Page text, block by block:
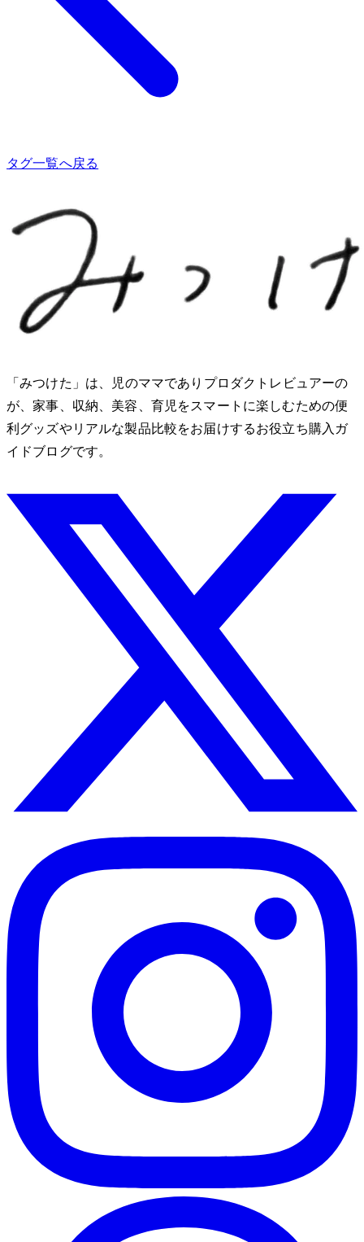
タグ一覧へ戻る
「みつけた」は、2児のママでありプロダクトレビュアーのMio
が、家事、収納、美容、育児をスマートに楽しむための便
利グッズやリアルな製品比較をお届けするお役立ち購入ガ
イドブログです。